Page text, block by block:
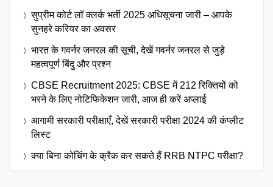
सुप्रीम कोर्ट लॉ क्लर्क भर्ती 2025 अधिसूचना जारी – आपके
सुनहरे करियर का अवसर
भारत के गवर्नर जनरल की सूची, देखें गवर्नर जनरल से जुड़े
महत्वपूर्ण बिंदु और प्रश्न
CBSE Recruitment 2025: CBSE में 212 रिक्तियों को
भरने के लिए नोटिफिकेशन जारी, आज ही करें अप्लाई
आगामी सरकारी परीक्षाएँ, देखें सरकारी परीक्षा 2024 की कंप्लीट
लिस्ट
क्या बिना कोचिंग के क्रैक कर सकते हैं RRB NTPC परीक्षा?